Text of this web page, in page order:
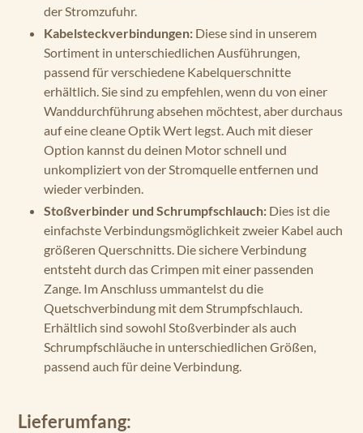
der Stromzufuhr.
Kabelsteckverbindungen: Diese sind in unserem
Sortiment in unterschiedlichen Ausführungen,
passend für verschiedene Kabelquerschnitte
erhältlich. Sie sind zu empfehlen, wenn du von einer
Wanddurchführung absehen möchtest, aber durchaus
auf eine cleane Optik Wert legst. Auch mit dieser
Option kannst du deinen Motor schnell und
unkompliziert von der Stromquelle entfernen und
wieder verbinden.
Stoßverbinder und Schrumpfschlauch: Dies ist die
einfachste Verbindungsmöglichkeit zweier Kabel auch
größeren Querschnitts. Die sichere Verbindung
entsteht durch das Crimpen mit einer passenden
Zange. Im Anschluss ummantelst du die
Quetschverbindung mit dem Strumpfschlauch.
Erhältlich sind sowohl Stoßverbinder als auch
Schrumpfschläuche in unterschiedlichen Größen,
passend auch für deine Verbindung.
Lieferumfang: